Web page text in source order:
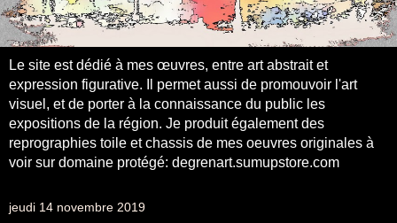
Le site est dédié à mes œuvres, entre art abstrait et
expression figurative. Il permet aussi de promouvoir l'art
visuel, et de porter à la connaissance du public les
expositions de la région. Je produit également des
reprographies toile et chassis de mes oeuvres originales à
voir sur domaine protégé: degrenart.sumupstore.com
jeudi 14 novembre 2019